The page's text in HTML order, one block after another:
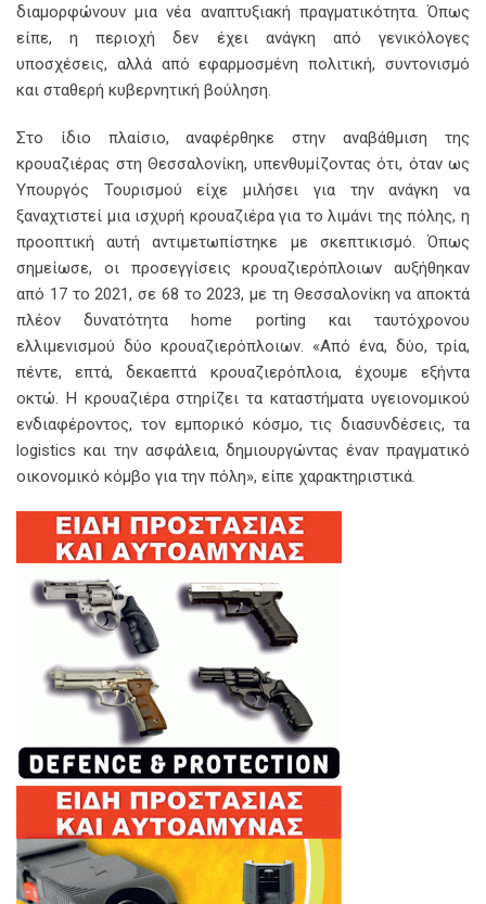
διαμορφώνουν μια νέα αναπτυξιακή πραγματικότητα. Όπως
είπε, η περιοχή δεν έχει ανάγκη από γενικόλογες
υποσχέσεις, αλλά από εφαρμοσμένη πολιτική, συντονισμό
και σταθερή κυβερνητική βούληση.
Στο ίδιο πλαίσιο, αναφέρθηκε στην αναβάθμιση της
κρουαζιέρας στη Θεσσαλονίκη, υπενθυμίζοντας ότι, όταν ως
Υπουργός Τουρισμού είχε μιλήσει για την ανάγκη να
ξαναχτιστεί μια ισχυρή κρουαζιέρα για το λιμάνι της πόλης, η
προοπτική αυτή αντιμετωπίστηκε με σκεπτικισμό. Όπως
σημείωσε, οι προσεγγίσεις κρουαζιερόπλοιων αυξήθηκαν
από 17 το 2021, σε 68 το 2023, με τη Θεσσαλονίκη να αποκτά
πλέον δυνατότητα home porting και ταυτόχρονου
ελλιμενισμού δύο κρουαζιερόπλοιων. «Από ένα, δύο, τρία,
πέντε, επτά, δεκαεπτά κρουαζιερόπλοια, έχουμε εξήντα
οκτώ. Η κρουαζιέρα στηρίζει τα καταστήματα υγειονομικού
ενδιαφέροντος, τον εμπορικό κόσμο, τις διασυνδέσεις, τα
logistics και την ασφάλεια, δημιουργώντας έναν πραγματικό
οικονομικό κόμβο για την πόλη», είπε χαρακτηριστικά.